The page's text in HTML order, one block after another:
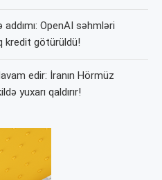
OpenAI səhmləri
kredit götürüldü!
edir: İranın Hörmüz
yuxarı qaldırır!